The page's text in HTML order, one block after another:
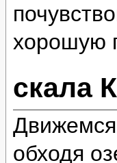
хорошую
скала
Движемся
обходя